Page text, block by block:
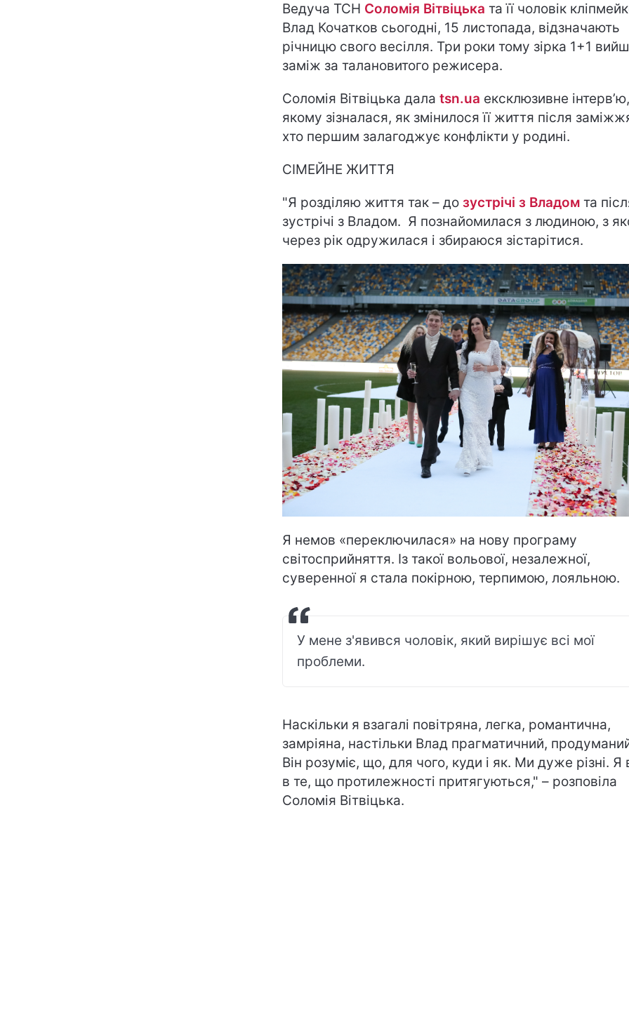
Ведуча ТСН Соломія Вітвіцька та її чоловік
Влад Кочатков сьогодні, 15 листопада, відзначають
річницю свого весілля. Три роки тому зірка 1+1
заміж за талановитого режисера.
Соломія Вітвіцька дала tsn.ua ексклюзивне
якому зізналася, як змінилося її життя після
хто першим залагоджує конфлікти у родині.
СІМЕЙНЕ ЖИТТЯ
"Я розділяю життя так – до зустрічі з Владом та
зустрічі з Владом. Я познайомилася з людиною, з
через рік одружилася і збираюся зістарітися.
Я немов «переключилася» на нову програму
світосприйняття. Із такої вольової, незалежної,
суверенної я стала покірною, терпимою, лояльною.
У мене з'явився чоловік, який вирішує всі мої
проблеми.
Наскільки я взагалі повітряна, легка, романтична,
замріяна, настільки Влад прагматичний,
Він розуміє, що, для чого, куди і як. Ми дуже різні. Я
в те, що протилежності притягуються," – розповіла
Соломія Вітвіцька.